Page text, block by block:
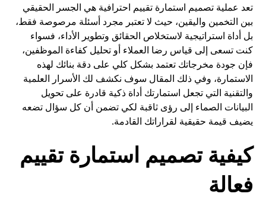
تعد عملية تصميم استمارة تقييم احترافية هي الجسر الحقيقي
بين التخمين واليقين، حيث لا تعتبر مجرد أسئلة مرصوصة فقط،
بل أداة استراتيجية لاستخلاص الحقائق وتطوير الأداء، فسواء
كنت تسعى إلى قياس رضا العملاء أو تحليل كفاءة الموظفين،
فإن جودة مخرجاتك تعتمد بشكل كلي على دقة بنائك لهذه
الاستمارة، وفي ذلك المقال سوف نكشف لك الأسرار العلمية
والتقنية التي تجعل استمارتك أداة ذكية قادرة على تحويل
البيانات الصماء إلى رؤى ثاقبة لكي تضمن أن كل سؤال تضعه
يضيف قيمة حقيقية لقراراتك القادمة.
كيفية تصميم استمارة تقييم
فعالة